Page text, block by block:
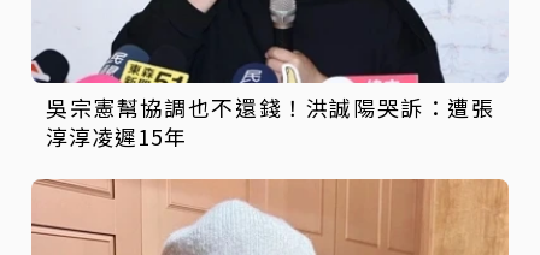
吳宗憲幫協調也不還錢！洪誠陽哭訴：遭張
淳淳凌遲15年